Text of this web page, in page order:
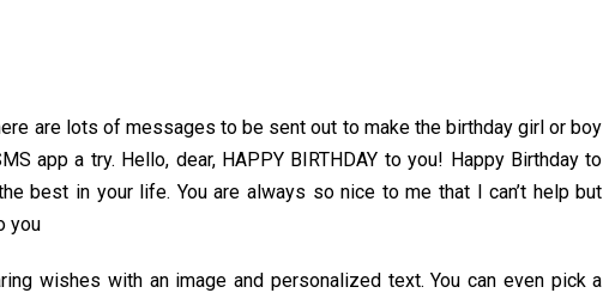
are lots of messages to be sent out to make the birthday girl or boy
app a try. Hello, dear, HAPPY BIRTHDAY to you! Happy Birthday to
best in your life. You are always so nice to me that I can’t help but
you
wishes with an image and personalized text. You can even pick a